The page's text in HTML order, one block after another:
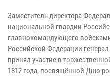
Заместитель директора
национальной гвардии
главнокомандующего
Российской Федерации
принял участие в
1812 года, посвящённой Дню